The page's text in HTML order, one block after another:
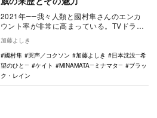
2021年――我々人類と國村隼さんのエンカ
ウント率が非常に高まっている。TVドラマ
『日本沈没―希望のひと―』（TBS系）、
Net…
加藤よしき
國村隼
哭声／コクソン 加藤よしき
日本沈没―希
望のひと―
ケイト MINAMATA―ミナマタ―
ブラッ
ク・レイン